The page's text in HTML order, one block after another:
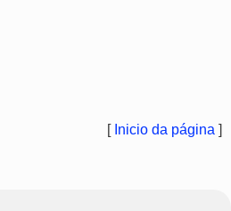
[ Inicio da página ]